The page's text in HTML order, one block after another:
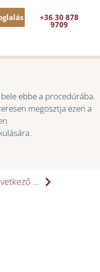
+36 30 878
9709
ebbe a procedúrába.
megosztja ezen a
következő napok